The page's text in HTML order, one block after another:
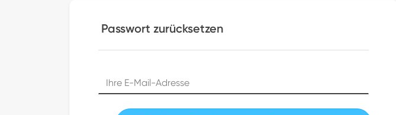
Passwort zurücksetzen